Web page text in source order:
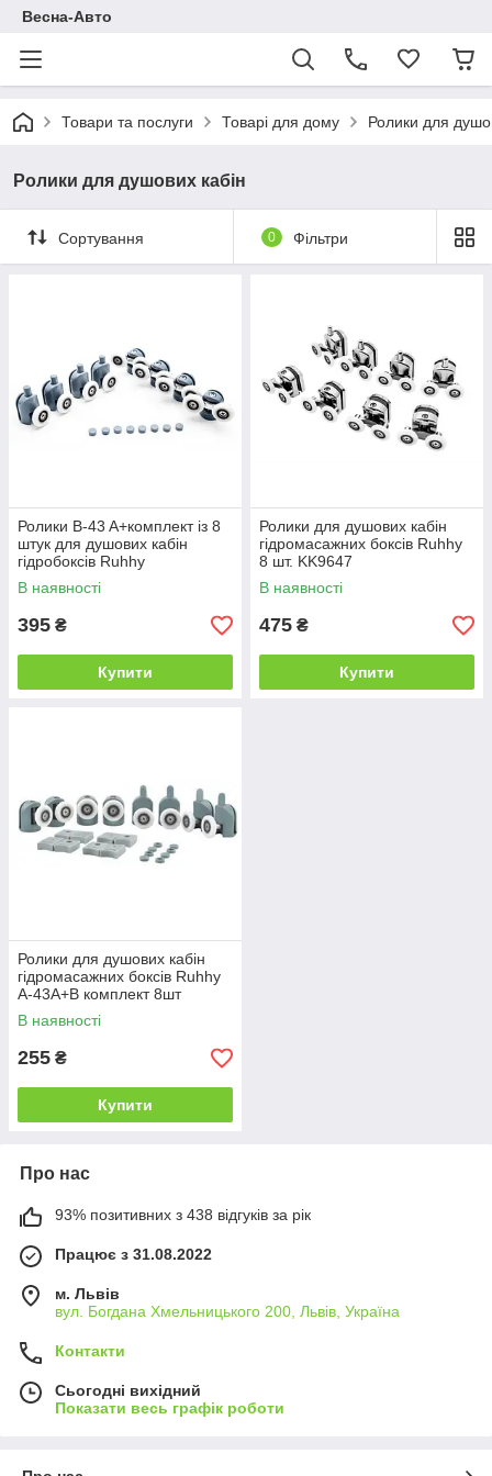
Весна-Авто
Товари та послуги Товарі для дому Ролики для
Ролики для душових кабін
Сортування 0 Фільтри
Ролики B-43 A+комплект із 8
штук для душових кабін
гідробоксів Ruhhy
В наявності
395 ₴
Купити
Ролики для душових кабін
гідромасажних боксів Ruhhy
8 шт. KK9647
В наявності
475 ₴
Купити
Ролики для душових кабін
гідромасажних боксів Ruhhy
A-43A+B комплект 8шт
В наявності
255 ₴
Купити
Про нас
93% позитивних з 438 відгуків за рік
Працює з 31.08.2022
м. Львів
вул. Богдана Хмельницького 200, Львів, Україна
Контакти
Сьогодні вихідний
Показати весь графік роботи